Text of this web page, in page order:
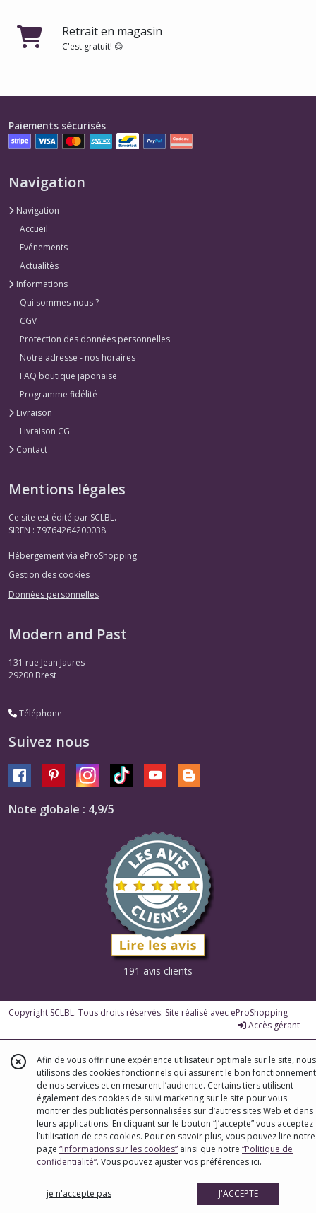
Retrait en magasin
C'est gratuit! 😊
Paiements sécurisés
Navigation
Navigation
Accueil
Evénements
Actualités
Informations
Qui sommes-nous ?
CGV
Protection des données personnelles
Notre adresse - nos horaires
FAQ boutique japonaise
Programme fidélité
Livraison
Livraison CG
Contact
Mentions légales
Ce site est édité par SCLBL.
SIREN : 79764264200038
Hébergement via eProShopping
Gestion des cookies
Données personnelles
Modern and Past
131 rue Jean Jaures
29200 Brest
Téléphone
Suivez nous
Note globale : 4,9/5
191 avis clients
Copyright SCLBL. Tous droits réservés. Site réalisé avec eProShopping
Accès gérant
Afin de vous offrir une expérience utilisateur optimale sur le site, nous
utilisons des cookies fonctionnels qui assurent le bon fonctionnement
de nos services et en mesurent l’audience. Certains tiers utilisent
également des cookies de suivi marketing sur le site pour vous
montrer des publicités personnalisées sur d’autres sites Web et dans
leurs applications. En cliquant sur le bouton “J’accepte” vous acceptez
l’utilisation de ces cookies. Pour en savoir plus, vous pouvez lire notre
page “Informations sur les cookies” ainsi que notre “Politique de
confidentialité“. Vous pouvez ajuster vos préférences ici.
je n'accepte pas J'ACCEPTE